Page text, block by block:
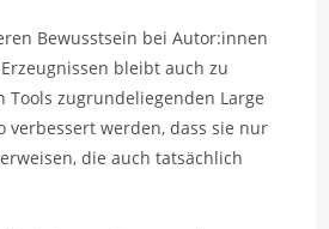
Bewusstsein bei Autor:innen
bleibt auch zu
Tools zugrundeliegenden Large
verbessert werden, dass sie nur
die auch tatsächlich